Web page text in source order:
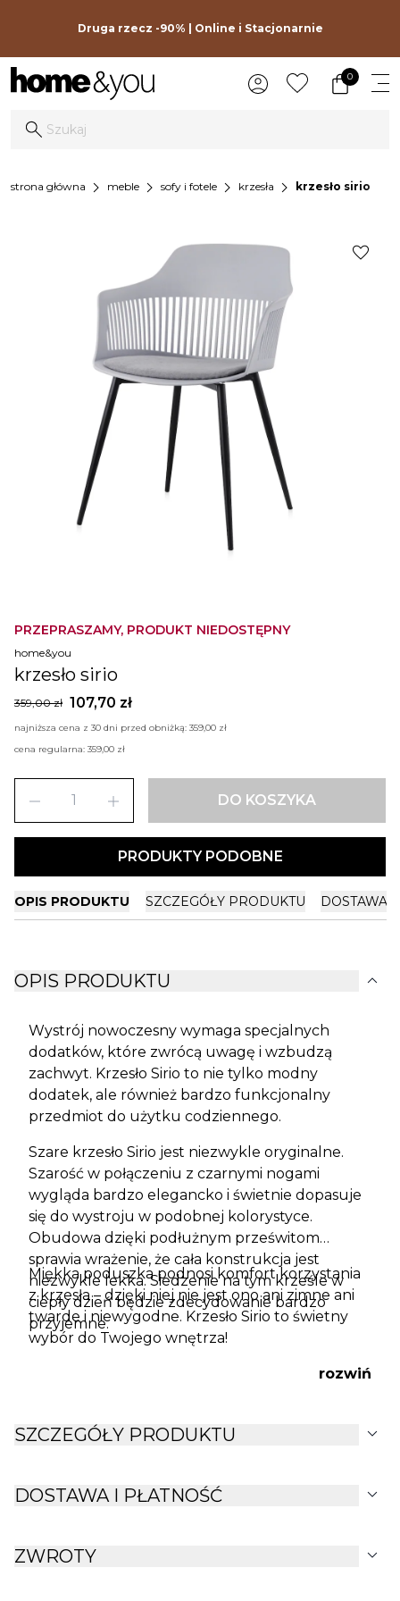
Druga rzecz -90% | Online i Stacjonarnie
0
strona główna chevron_right meble chevron_right sofy i fotele chevron_right krzesła chevron_right krzesło sirio
PRZEPRASZAMY, PRODUKT NIEDOSTĘPNY
home&you
krzesło sirio
359,00 zł 107,70 zł
najniższa cena z 30 dni przed obniżką: 359,00 zł
cena regularna: 359,00 zł
remove add DO KOSZYKA
PRODUKTY PODOBNE
favorite
OPIS PRODUKTU SZCZEGÓŁY PRODUKTU DOSTAWA
OPIS PRODUKTU expand_more
Wystrój nowoczesny wymaga specjalnych
dodatków, które zwrócą uwagę i wzbudzą
zachwyt. Krzesło Sirio to nie tylko modny
dodatek, ale również bardzo funkcjonalny
przedmiot do użytku codziennego.
Szare krzesło Sirio jest niezwykle oryginalne.
Szarość w połączeniu z czarnymi nogami
wygląda bardzo elegancko i świetnie dopasuje
się do wystroju w podobnej kolorystyce.
Obudowa dzięki podłużnym prześwitom
sprawia wrażenie, że cała konstrukcja jest
niezwykle lekka. Siedzenie na tym krześle w
ciepły dzień będzie zdecydowanie bardzo
przyjemne.
Miękka poduszka podnosi komfort korzystania
z krzesła – dzięki niej nie jest ono ani zimne ani
twarde i niewygodne. Krzesło Sirio to świetny
wybór do Twojego wnętrza!
rozwiń
SZCZEGÓŁY PRODUKTU expand_more
DOSTAWA I PŁATNOŚĆ expand_more
ZWROTY expand_more